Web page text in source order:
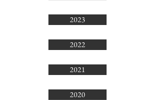
2023
2022
2021
2020